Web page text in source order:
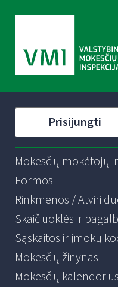
Prisijungti
Mokesčių mokėtojų
Formos
Rinkmenos / Atviri
Skaičiuoklės ir
Sąskaitos ir įmokų
Mokesčių žinynas
Mokesčių kalendorius